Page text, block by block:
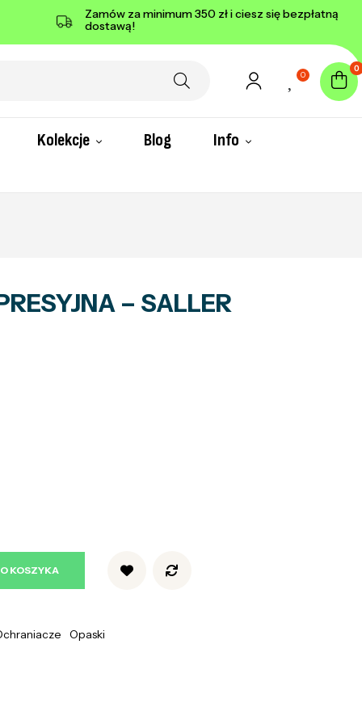
Zamów za minimum 350 zł i ciesz się bezpłatną
dostawą!
0
0
Kolekcje Blog Info
– SALLER
KOSZYKA
Opaski